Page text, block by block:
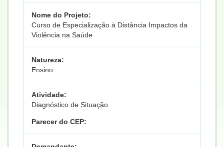
Nome do Projeto:
Curso de Especialização à Distância Impactos da
Violência na Saúde
Natureza:
Ensino
Atividade:
Diagnóstico de Situação
Parecer do CEP: